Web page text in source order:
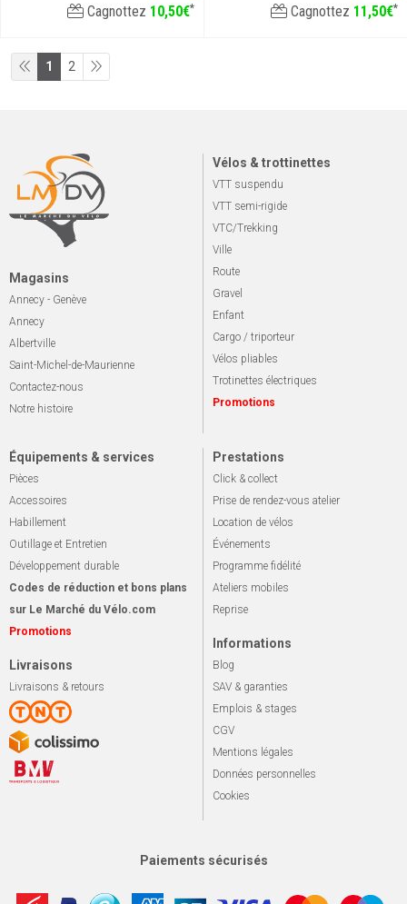
Cagnottez 10,50€* Cagnottez 11,50€*
1 2
Magasins
Annecy - Genève
Annecy
Albertville
Saint-Michel-de-Maurienne
Contactez-nous
Notre histoire
Vélos & trottinettes
VTT suspendu
VTT semi-rigide
VTC/Trekking
Ville
Route
Gravel
Enfant
Cargo / triporteur
Vélos pliables
Trotinettes électriques
Promotions
Équipements & services
Pièces
Accessoires
Habillement
Outillage et Entretien
Développement durable
Codes de réduction et bons plans
sur Le Marché du Vélo.com
Promotions
Livraisons
Livraisons & retours
Prestations
Click & collect
Prise de rendez-vous atelier
Location de vélos
Événements
Programme fidélité
Ateliers mobiles
Reprise
Informations
Blog
SAV & garanties
Emplois & stages
CGV
Mentions légales
Données personnelles
Cookies
Paiements sécurisés